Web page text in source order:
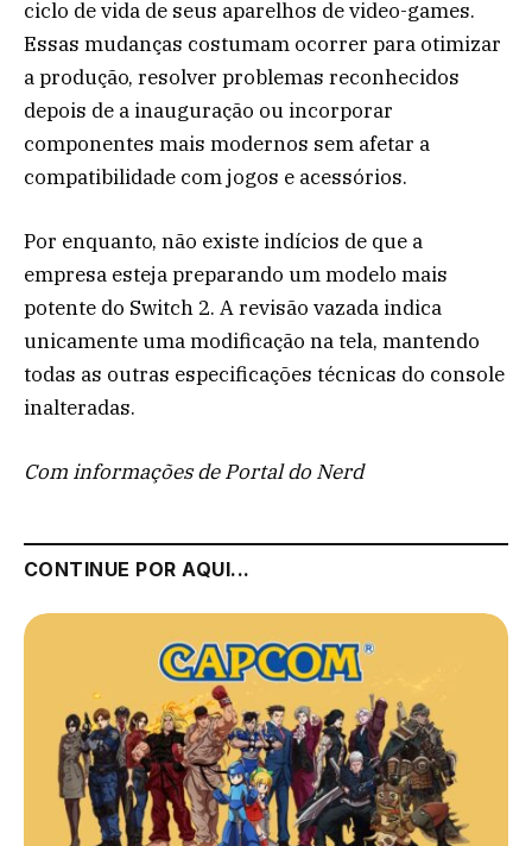
ciclo de vida de seus aparelhos de video-games.
Essas mudanças costumam ocorrer para otimizar
a produção, resolver problemas reconhecidos
depois de a inauguração ou incorporar
componentes mais modernos sem afetar a
compatibilidade com jogos e acessórios.
Por enquanto, não existe indícios de que a
empresa esteja preparando um modelo mais
potente do Switch 2. A revisão vazada indica
unicamente uma modificação na tela, mantendo
todas as outras especificações técnicas do console
inalteradas.
Com informações de Portal do Nerd
CONTINUE POR AQUI...